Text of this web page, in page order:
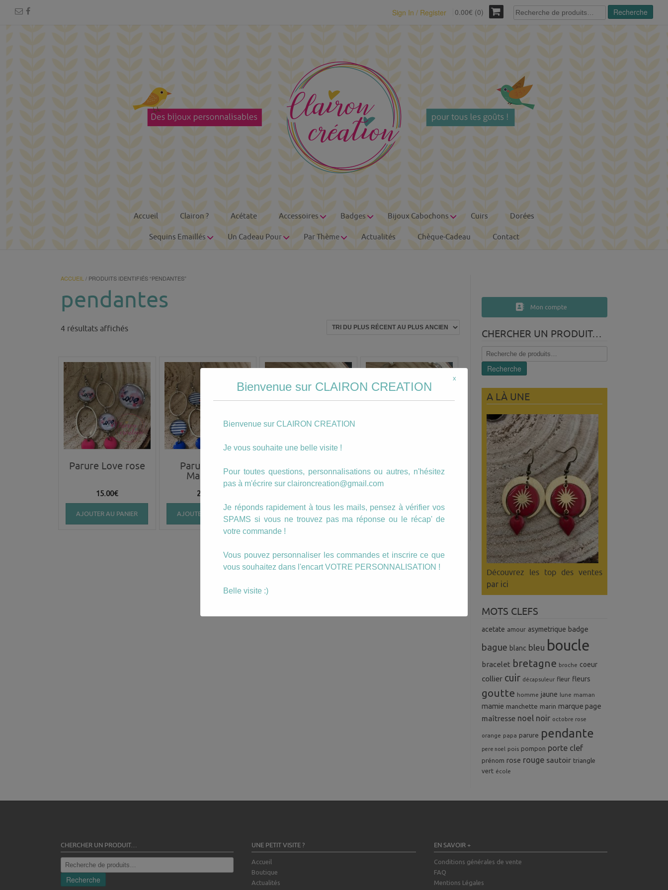
Sign In / Register 0.00€ (0)
Recherche
pour :
Recherche
Accueil Clairon ? Acétate Accessoires Badges Bijoux Cabochons Cuirs Dorées
Sequins Emaillés Un Cadeau Pour Par Thème Actualités Chèque-Cadeau Contact
ACCUEIL / PRODUITS IDENTIFIÉS “PENDANTES”
pendantes
4 résultats affichésTrié
récent
au
plus
ancien
Parure Love rose
15.00€
AJOUTER AU PANIER
Parure cœur
Marinière
20.00
AJOUTER AU PANIER
Parure les jeunes
amoureux
Parure Je t’aime
Mon compte
CHERCHER UN PRODUIT…
Recherche
pour :
Recherche
A LÀ UNE
Découvrez les top des ventes
par ici
MOTS CLEFS
acetate amour asymetrique badge
bague blanc bleu boucle
bracelet bretagne broche coeur
collier cuir décapsuleur fleur fleurs
goutte homme jaune lune maman
mamie manchette marin marque page
maîtresse noel noir octobre rose
orange papa parure pendante
pere noel pois pompon porte clef
prénom rose rouge sautoir triangle
vert école
CHERCHER UN PRODUIT…
Recherche
pour :
Recherche
UNE PETIT VISITE ?
Accueil
Boutique
Actualités
EN SAVOIR +
Conditions générales de vente
FAQ
Mentions Légales
Bienvenue sur CLAIRON CREATION
Bienvenue sur CLAIRON CREATION
Je vous souhaite une belle visite !
Pour toutes questions, personnalisations ou autres, n'hésitez
pas à m'écrire sur claironcreation@gmail.com
Je réponds rapidement à tous les mails, pensez à vérifier vos
SPAMS si vous ne trouvez pas ma réponse ou le récap' de
votre commande !
Vous pouvez personnaliser les commandes et inscrire ce que
vous souhaitez dans l'encart VOTRE PERSONNALISATION !
Belle visite :)
x